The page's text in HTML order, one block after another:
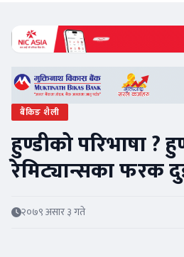
बैंकिङ शैली
हुण्डीको परिभाषा ?
रेमिट्यान्सका फरक
२०७९ असार ३ गते